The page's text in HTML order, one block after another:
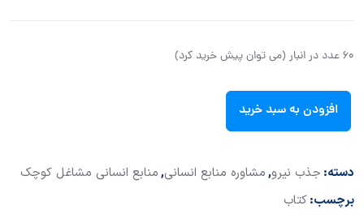
60 عدد در انبار (می توان پیش خرید کرد)
افزودن به سبد خرید
دسته: جذب نیرو,مشاوره منابع انسانی,منابع انسانی مشاغل کوچک
برچسب:کتاب